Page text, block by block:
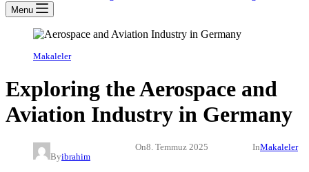
Menu
Makaleler
Exploring the Aerospace and
Aviation Industry in Germany
Byibrahim
On8. Temmuz 2025 InMakaleler